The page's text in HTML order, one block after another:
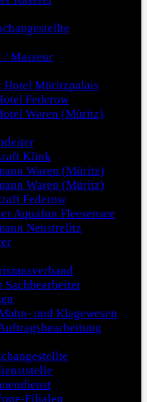
/ Masseur
Hotel Müritzpalais
Federow
Waren (Müritz)
Klink
Waren (Müritz)
Waren (Müritz)
Federow
Aquafun Fleesensee
Neustrelitz
Sachbearbeiter
und Klagewesen
Filialen